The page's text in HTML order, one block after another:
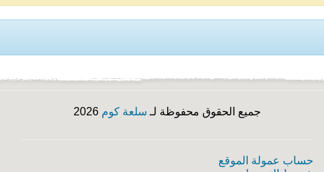
جميع الحقوق محفوظة لـ سلعة كوم
حساب عمولة الموقع